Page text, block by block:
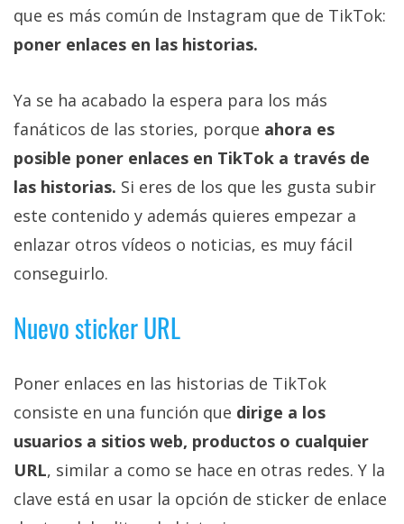
que es más común de Instagram que de TikTok:
poner enlaces en las historias.
Ya se ha acabado la espera para los más
fanáticos de las stories, porque ahora es
posible poner enlaces en TikTok a través de
las historias. Si eres de los que les gusta subir
este contenido y además quieres empezar a
enlazar otros vídeos o noticias, es muy fácil
conseguirlo.
Nuevo sticker URL
Poner enlaces en las historias de TikTok
consiste en una función que dirige a los
usuarios a sitios web, productos o cualquier
URL, similar a como se hace en otras redes. Y la
clave está en usar la opción de sticker de enlace